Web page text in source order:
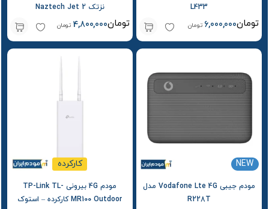
L433
6,000,000 تومان تومان
نزتک Naztech Jet 2
4,800,000 تومان تومان
NEW
مودم جیبی Vodafone Lte 4G مدل
R228T
کارکرده
مودم 4G بیرونی TP-Link TL-
MR100 Outdoor کارکرده – استوک